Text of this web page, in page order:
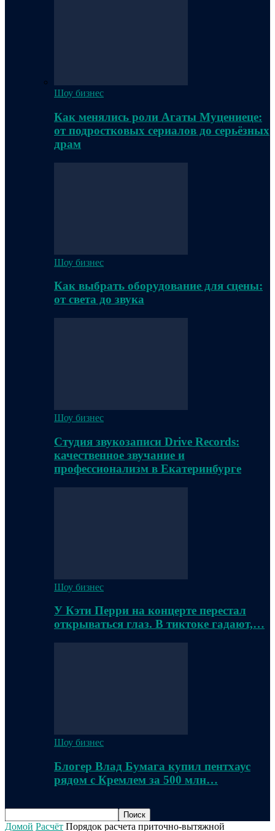
Шоу бизнес
Как менялись роли Агаты Муцениеце:
от подростковых сериалов до серьёзных
драм
Шоу бизнес
Как выбрать оборудование для сцены:
от света до звука
Шоу бизнес
Студия звукозаписи Drive Records:
качественное звучание и
профессионализм в Екатеринбурге
Шоу бизнес
У Кэти Перри на концерте перестал
открываться глаз. В тиктоке гадают,…
Шоу бизнес
Блогер Влад Бумага купил пентхаус
рядом с Кремлем за 500 млн…
Домой Расчёт Порядок расчета приточно-вытяжной